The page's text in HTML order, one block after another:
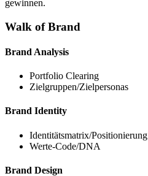
gewinnen.
Walk of Brand
Brand Analysis
Portfolio Clearing
Zielgruppen/Zielpersonas
Brand Identity
Identitätsmatrix/Positionierung
Werte-Code/DNA
Brand Design